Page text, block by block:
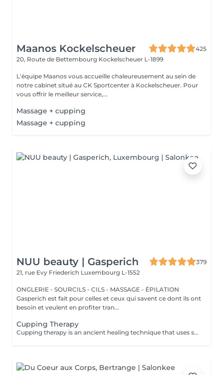
Maanos Kockelscheuer
425
20, Route de Bettembourg Kockelscheuer L-1899
L'équipe Maanos vous accueille chaleureusement au sein de
notre cabinet situé au CK Sportcenter à Kockelscheuer. Pour
vous offrir le meilleur service,...
Massage + cupping
Massage + cupping
NUU beauty | Gasperich
379
21, rue Evy Friederich Luxembourg L-1552
ONGLERIE - SOURCILS - CILS - MASSAGE - ÉPILATION
Gasperich est fait pour celles et ceux qui savent ce dont ils ont
besoin et veulent en profiter tran...
Cupping Therapy
Cupping therapy is an ancient healing technique that uses special cups to create gentle suction on the skin. This suction promotes blood flow, relieves muscle tension, reduces inflammation, and supports deep relaxation. The treatment can help release toxins, improve circulation, and ease chronic pain or stiffness. *Please note that cupping therapy could just be added to a massage service with includes back massage.